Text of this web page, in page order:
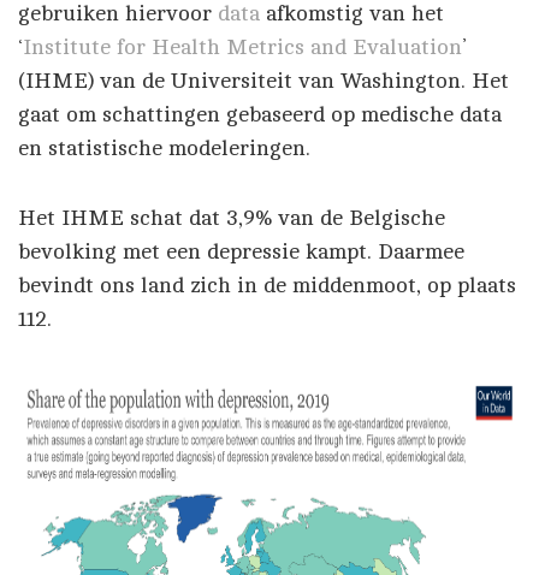
gebruiken hiervoor data afkomstig van het
‘Institute for Health Metrics and Evaluation’
(IHME) van de Universiteit van Washington. Het
gaat om schattingen gebaseerd op medische data
en statistische modeleringen.
Het IHME schat dat 3,9% van de Belgische
bevolking met een depressie kampt. Daarmee
bevindt ons land zich in de middenmoot, op plaats
112.